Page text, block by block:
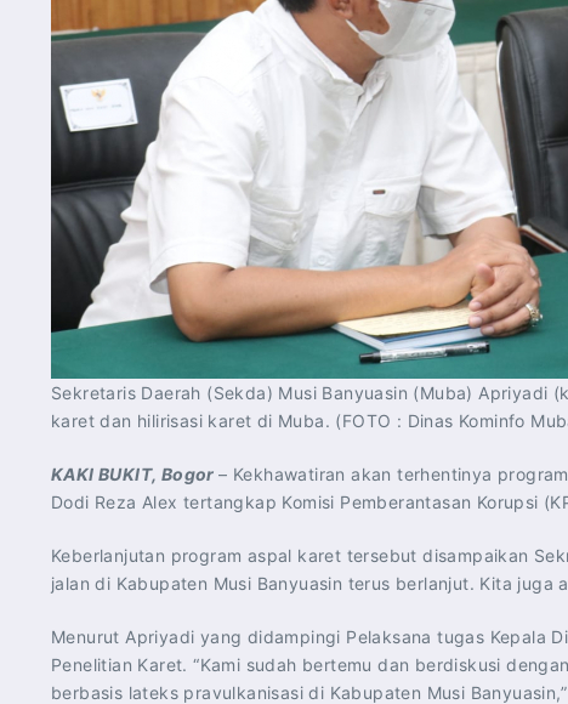
Sekretaris Daerah (Sekda) Musi Banyuasin (Muba) Apriyadi
karet dan hilirisasi karet di Muba. (FOTO : Dinas Kominfo
KAKI BUKIT, Bogor– Kekhawatiran akan terhentinya
Dodi Reza Alex tertangkap Komisi Pemberantasan Korupsi
Keberlanjutan program aspal karet tersebut disampaikan
jalan di Kabupaten Musi Banyuasin terus berlanjut. Kita
Menurut Apriyadi yang didampingi Pelaksana tugas Kepala
Penelitian Karet. “Kami sudah bertemu dan berdiskusi
berbasis lateks pravulkanisasi di Kabupaten Musi